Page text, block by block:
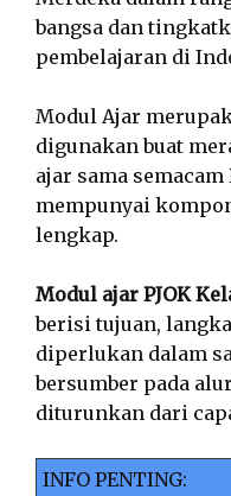
bangsa dan
pembelajaran di
Modul Ajar
digunakan buat
ajar sama semacam
mempunyai
lengkap.
Modul ajar PJOK
berisi tujuan,
diperlukan dalam
bersumber pada
diturunkan dari
INFO PENTING: